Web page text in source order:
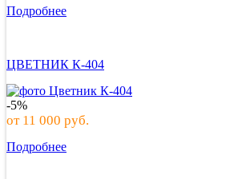
Подробнее
ЦВЕТНИК К-404
-5%
от 11 000 руб.
Подробнее